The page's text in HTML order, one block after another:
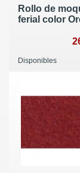
Rollo de
ferial color
Disponibles